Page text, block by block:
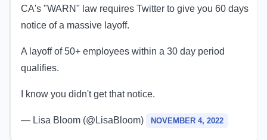
CA's "WARN" law requires Twitter to give you 60 days
notice of a massive layoff.
A layoff of 50+ employees within a 30 day period
qualifies.
I know you didn't get that notice.
— Lisa Bloom (@LisaBloom) NOVEMBER 4, 2022